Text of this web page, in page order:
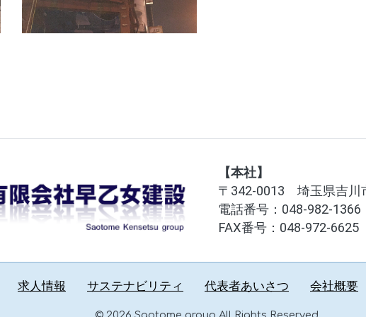
【本社】
〒342-0013 埼玉県吉川
電話番号： 048-982-1366
FAX番号：048-972-6625
求人情報 サステナビリティ 代表者あいさつ 会社概要
© 2026 Saotome group All Rights Reserved.